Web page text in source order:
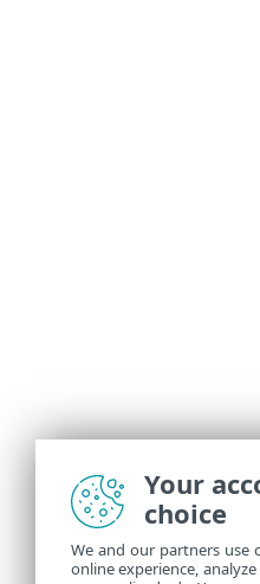
Your
choice
We and our partners use
online experience,